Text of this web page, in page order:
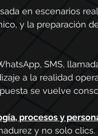
en escenarios
y la preparación
SMS,
a la realidad
se vuelve
procesos y
y no solo clics.